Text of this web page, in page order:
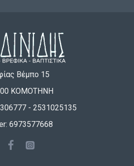
Βέμπο 15
ΚΟΜΟΤΗΝΗ
- 2531025135
6973577668